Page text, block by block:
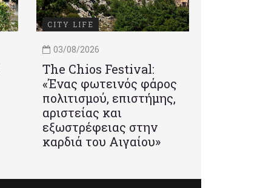
CITY LIFE
03/08/2026
Τhe Chios Festival:
«Ένας φωτεινός φάρος
πολιτισμού, επιστήμης,
αριστείας και
εξωστρέφειας στην
καρδιά του Αιγαίου»